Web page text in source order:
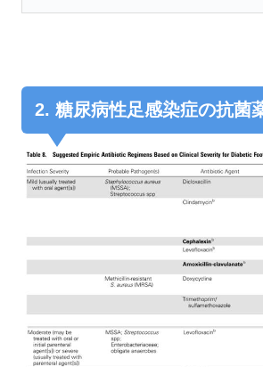
2. 糖尿病性足感染症の抗菌